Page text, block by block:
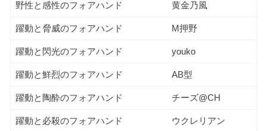
野性と感性のフォアハンド 黄金乃風
躍動と脅威のフォアハンド M押野
躍動と閃光のフォアハンド youko
躍動と鮮烈のフォアハンド AB型
躍動と陶酔のフォアハンド チーズ@CH
躍動と必殺のフォアハンド ウクレリアン